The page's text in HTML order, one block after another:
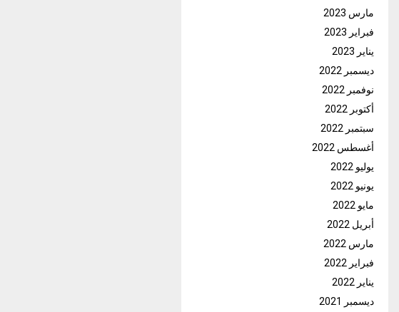
مارس 2023
فبراير 2023
يناير 2023
ديسمبر 2022
نوفمبر 2022
أكتوبر 2022
سبتمبر 2022
أغسطس 2022
يوليو 2022
يونيو 2022
مايو 2022
أبريل 2022
مارس 2022
فبراير 2022
يناير 2022
ديسمبر 2021